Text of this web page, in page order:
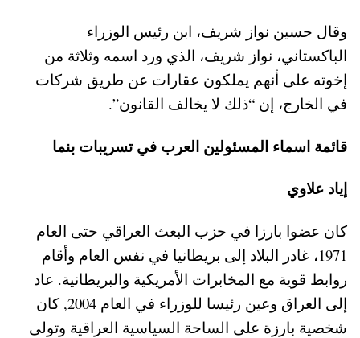
وقال حسين نواز شريف، ابن رئيس الوزراء
الباكستاني، نواز شريف، الذي ورد اسمه وثلاثة من
إخوته على أنهم يملكون عقارات عن طريق شركات
في الخارج، إن “ذلك لا يخالف القانون”.
قائمة اسماء المسئولين العرب في تسريبات بنما
إياد علاوي
كان عضوا بارزا في حزب البعث العراقي حتى العام
1971، غادر البلاد إلى بريطانيا في نفس العام وأقام
روابط قوية مع المخابرات الأمريكية والبريطانية. عاد
إلى العراق وعين رئيسا للوزراء في العام 2004, كان
شخصية بارزة على الساحة السياسية العراقية وتولى